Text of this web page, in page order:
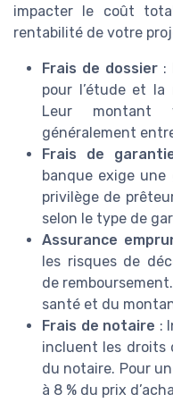
impacter le coût
rentabilité de votre
Frais de dossier :
pour l’étude et
Leur montant
généralement
Frais de
banque exige
privilège de
selon le type de
Assurance
les risques de
de
santé et du
Frais de notaire :
incluent les droits
du notaire. Pour
à 8 % du prix